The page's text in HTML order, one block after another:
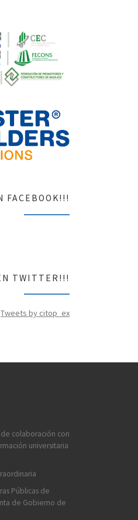
FACEBOOK!!!
TWITTER!!!
Tweets by citop_ex
de colaboración con
universitaria
Públicas de
de Gobierno de